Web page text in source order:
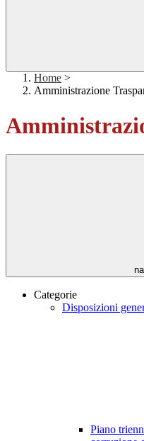
Home >
Amministrazione
Categorie
Disposizioni
Piano